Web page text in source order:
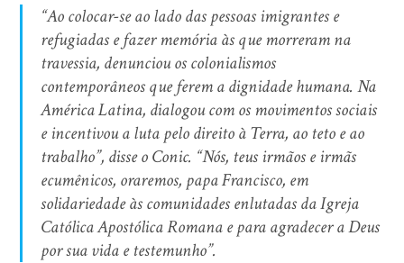
“Ao colocar-se ao lado das pessoas imigrantes e
refugiadas e fazer memória às que morreram na
travessia, denunciou os colonialismos
contemporâneos que ferem a dignidade humana. Na
América Latina, dialogou com os movimentos sociais
e incentivou a luta pelo direito à Terra, ao teto e ao
trabalho”, disse o Conic. “Nós, teus irmãos e irmãs
ecumênicos, oraremos, papa Francisco, em
solidariedade às comunidades enlutadas da Igreja
Católica Apostólica Romana e para agradecer a Deus
por sua vida e testemunho”.